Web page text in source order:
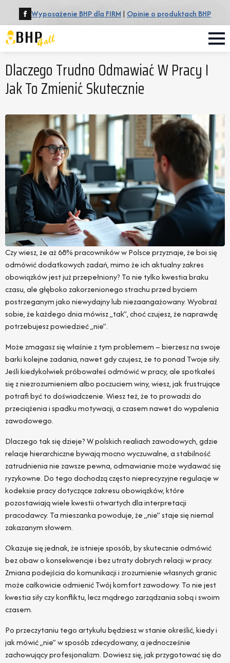
Wyposażenie BHP dla FIRM | Opinie o produktach BHP
Dlaczego Trudno Odmawiać W Pracy I
Jak To Zmienić Skutecznie
Czy wiesz, że aż 68% pracowników w Polsce przyznaje, że boi się
odmówić dodatkowych zadań, mimo że ich aktualny zakres
obowiązków jest już przepełniony? To nie tylko kwestia braku
czasu, ale głęboko zakorzenionego strachu przed byciem
postrzeganym jako niewydajny lub niezaangażowany. Wyobraź
sobie, że każdego dnia mówisz „tak”, choć czujesz, że naprawdę
potrzebujesz powiedzieć „nie”.
Może zmagasz się właśnie z tym problemem – bierzesz na swoje
barki kolejne zadania, nawet gdy czujesz, że to ponad Twoje siły.
Jeśli kiedykolwiek próbowałeś odmówić w pracy, ale spotkałeś
się z niezrozumieniem albo poczuciem winy, wiesz, jak frustrujące
potrafi być to doświadczenie. Wiesz też, że to prowadzi do
przeciążenia i spadku motywacji, a czasem nawet do wypalenia
zawodowego.
Dlaczego tak się dzieje? W polskich realiach zawodowych, gdzie
relacje hierarchiczne bywają mocno wyczuwalne, a stabilność
zatrudnienia nie zawsze pewna, odmawianie może wydawać się
ryzykowne. Do tego dochodzą często nieprecyzyjne regulacje w
kodeksie pracy dotyczące zakresu obowiązków, które
pozostawiają wiele kwestii otwartych dla interpretacji
pracodawcy. Ta mieszanka powoduje, że „nie” staje się niemal
zakazanym słowem.
Okazuje się jednak, że istnieje sposób, by skutecznie odmówić
bez obaw o konsekwencje i bez utraty dobrych relacji w pracy.
Zmiana podejścia do komunikacji i zrozumienie własnych granic
może całkowicie odmienić Twój komfort zawodowy. To nie jest
kwestia siły czy konfliktu, lecz mądrego zarządzania sobą i swoim
czasem.
Po przeczytaniu tego artykułu będziesz w stanie określić, kiedy i
jak mówić „nie” w sposób zdecydowany, a jednocześnie
zachowujący profesjonalizm. Dowiesz się, jak przygotować się do